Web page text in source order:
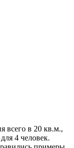
всего в 20 кв.м.,
4 человек.